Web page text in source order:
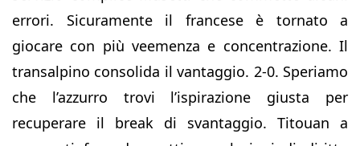
errori. Sicuramente il francese è tornato a
giocare con più veemenza e concentrazione. Il
transalpino consolida il vantaggio. 2-0. Speriamo
che l’azzurro trovi l’ispirazione giusta per
recuperare il break di svantaggio. Titouan a